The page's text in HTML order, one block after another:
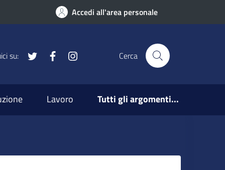
Accedi all'area personale
su: Facebook Cerca
Lavoro Tutti gli argomenti...